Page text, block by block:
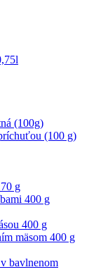
(100g)
(100 g)
g
400 g
400 g
mäsom 400 g
bavlnenom